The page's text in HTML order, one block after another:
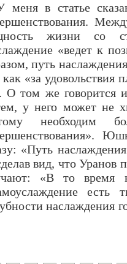
меня в статье
жизни со
«ведет к
путь
как «за удовольствия
О том же говорится
у него может не
необходим
«Путь
вид, что Уранов
«В то время
есть
наслаждения